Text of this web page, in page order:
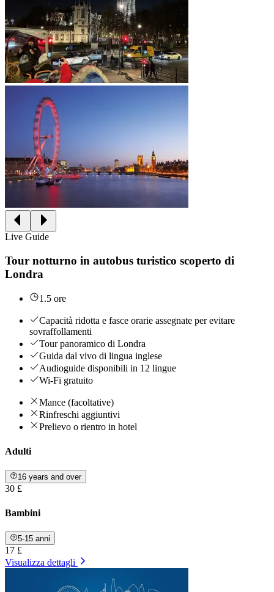
Live Guide
Tour notturno in autobus turistico scoperto di
Londra
1.5 ore
Capacità ridotta e fasce orarie assegnate per evitare
sovraffollamenti
Tour panoramico di Londra
Guida dal vivo di lingua inglese
Audioguide disponibili in 12 lingue
Wi-Fi gratuito
Mance (facoltative)
Rinfreschi aggiuntivi
Prelievo o rientro in hotel
Adulti
16 years and over
30 £
Bambini
5-15 anni
17 £
Visualizza dettagli